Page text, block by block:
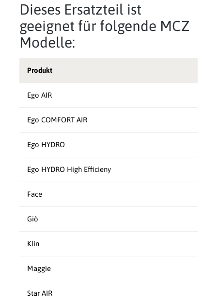
Dieses Ersatzteil ist
geeignet für folgende MCZ
Modelle:
Produkt
Ego AIR
Ego COMFORT AIR
Ego HYDRO
Ego HYDRO High Efficieny
Face
Giò
Klin
Maggie
Star AIR